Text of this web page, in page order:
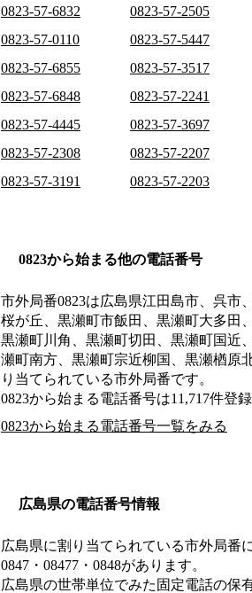
0823-57-6832
0823-57-2505
0823-57-0110
0823-57-5447
0823-57-6855
0823-57-3517
0823-57-6848
0823-57-2241
0823-57-4445
0823-57-3697
0823-57-2308
0823-57-2207
0823-57-3191
0823-57-2203
0823から始まる他の電話番号
市外局番0823は広島県江田島市、呉市
桜が丘、黒瀬町市飯田、黒瀬町大多田
黒瀬町川角、黒瀬町切田、黒瀬町国近
瀬町南方、黒瀬町宗近柳国、黒瀬楢原
り当てられている市外局番です。
0823から始まる電話番号は11,717件登
0823から始まる電話番号一覧をみる
広島県の電話番号情報
広島県に割り当てられている市外局番
0847・08477・0848があります。
広島県の世帯単位でみた固定電話の保